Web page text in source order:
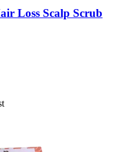
Loss Scalp Scrub